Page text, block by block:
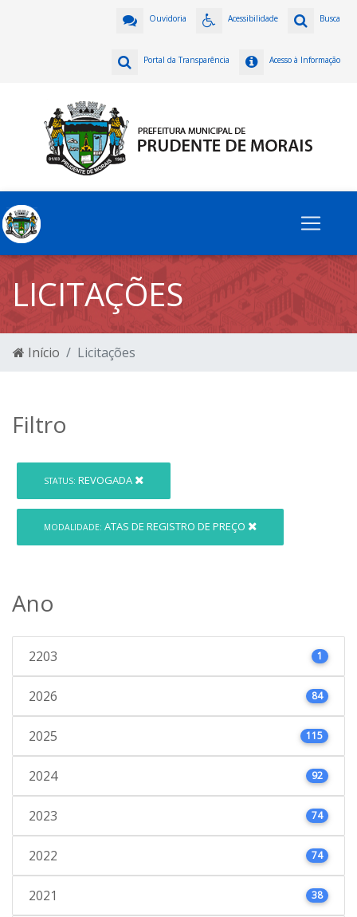
Busca
Acessibilidade
Ouvidoria
Acesso à Informação
Portal da Transparência
LICITAÇÕES
Início Licitações
Filtro
STATUS: REVOGADA
MODALIDADE: ATAS DE REGISTRO DE PREÇO
Ano
2203 1
2026 84
2025 115
2024 92
2023 74
2022 74
2021 38